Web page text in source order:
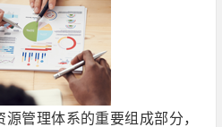
管理体系的重要组成部分，